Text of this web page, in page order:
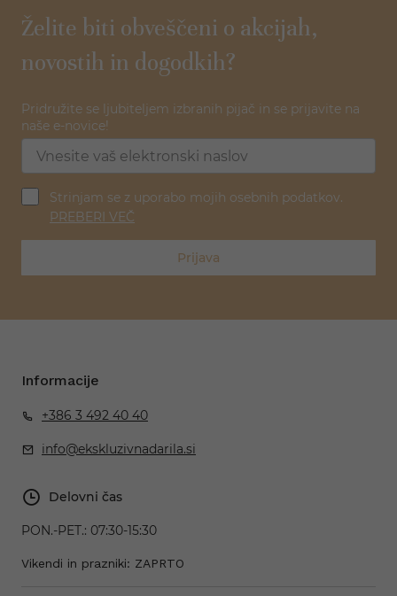
Želite biti obveščeni o akcijah,
novostih in dogodkih?
Pridružite se ljubiteljem izbranih pijač in se prijavite na
naše e-novice!
Strinjam se z uporabo mojih osebnih podatkov.
PREBERI VEČ
Prijava
Informacije
+386 3 492 40 40
info@ekskluzivnadarila.si
Delovni čas
PON.-PET.: 07:30-15:30
Vikendi in prazniki: ZAPRTO